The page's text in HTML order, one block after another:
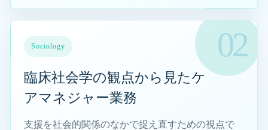
Sociology
臨床社会学の観点から見たケ
アマネジャー業務
支援を社会的関係のなかで捉え直すための視点で
臨床社会学の観点から見たケアマネジャー業務を読む